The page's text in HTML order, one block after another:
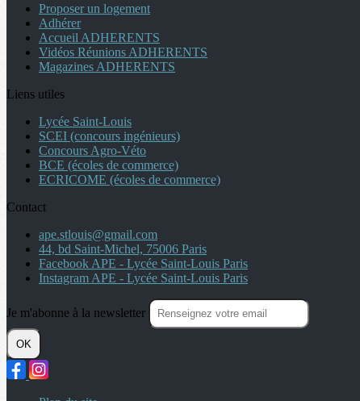
Proposer un logement
Adhérer
Accueil ADHERENTS
Vidéos Réunions ADHERENTS
Magazines ADHERENTS
Liens utiles
Lycée Saint-Louis
SCEI (concours ingénieurs)
Concours Agro-Véto
BCE (écoles de commerce)
ECRICOME (écoles de commerce)
Contact
ape.stlouis@gmail.com
44, bd Saint-Michel, 75006 Paris
Facebook APE - Lycée Saint-Louis Paris
Instagram APE - Lycée Saint-Louis Paris
Je m'abonne à la newsletter
OK